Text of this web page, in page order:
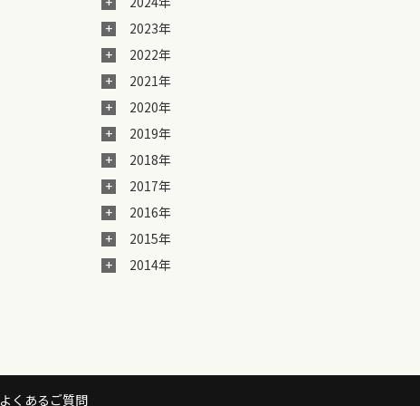
2023年
2022年
2021年
2020年
2019年
2018年
2017年
2016年
2015年
2014年
よくあるご質問